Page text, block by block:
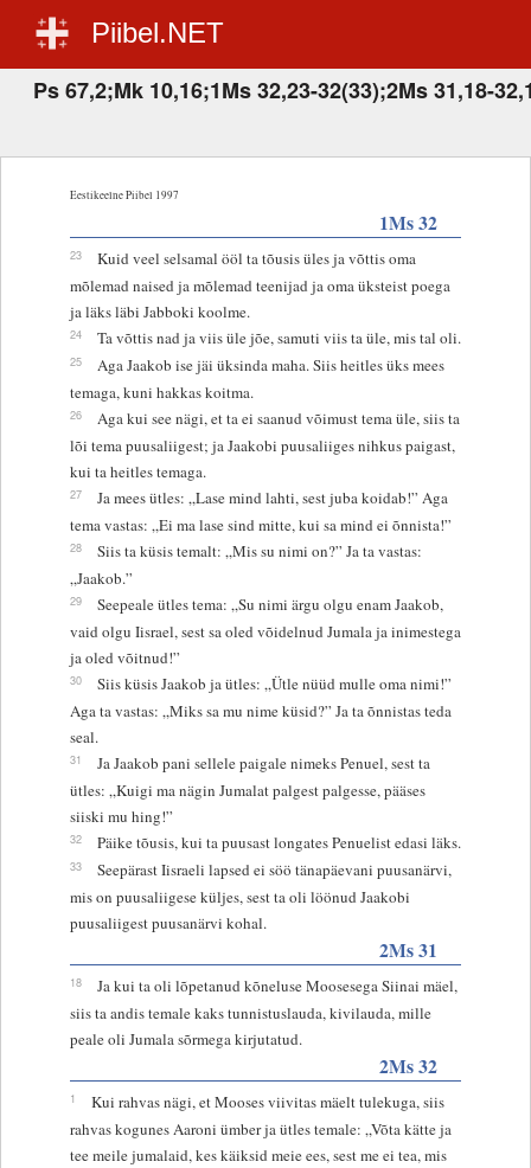
Piibel.NET
Ps 67,2;Mk 10,16;1Ms 32,23-32(33);2Ms 31,18-
Eestikeelne Piibel 1997
1Ms 32
23
Kuid veel selsamal ööl ta tõusis üles ja võttis oma
mõlemad naised ja mõlemad teenijad ja oma üksteist poega
ja läks läbi Jabboki koolme.
24 Ta võttis nad ja viis üle jõe, samuti viis ta üle, mis tal oli.
25
Aga Jaakob ise jäi üksinda maha. Siis heitles üks mees
temaga, kuni hakkas koitma.
26
Aga kui see nägi, et ta ei saanud võimust tema üle, siis ta
lõi tema puusaliigest; ja Jaakobi puusaliiges nihkus paigast,
kui ta heitles temaga.
27
Ja mees ütles: „Lase mind lahti, sest juba koidab!” Aga
tema vastas: „Ei ma lase sind mitte, kui sa mind ei õnnista!”
28
Siis ta küsis temalt: „Mis su nimi on?” Ja ta vastas:
„Jaakob.”
29
Seepeale ütles tema: „Su nimi ärgu olgu enam Jaakob,
vaid olgu Iisrael, sest sa oled võidelnud Jumala ja inimestega
ja oled võitnud!”
30
Siis küsis Jaakob ja ütles: „Ütle nüüd mulle oma nimi!”
Aga ta vastas: „Miks sa mu nime küsid?” Ja ta õnnistas teda
seal.
31
Ja Jaakob pani sellele paigale nimeks Penuel, sest ta
ütles: „Kuigi ma nägin Jumalat palgest palgesse, pääses
siiski mu hing!”
32 Päike tõusis, kui ta puusast longates Penuelist edasi läks.
33
Seepärast Iisraeli lapsed ei söö tänapäevani puusanärvi,
mis on puusaliigese küljes, sest ta oli löönud Jaakobi
puusaliigest puusanärvi kohal.
2Ms 31
18
Ja kui ta oli lõpetanud kõneluse Moosesega Siinai mäel,
siis ta andis temale kaks tunnistuslauda, kivilauda, mille
peale oli Jumala sõrmega kirjutatud.
2Ms 32
1
Kui rahvas nägi, et Mooses viivitas mäelt tulekuga, siis
rahvas kogunes Aaroni ümber ja ütles temale: „Võta kätte ja
tee meile jumalaid, kes käiksid meie ees, sest me ei tea, mis